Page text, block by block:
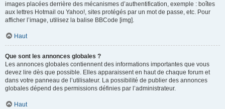
images placées derrière des mécanismes d’authentification, exemple : boîtes
aux lettres Hotmail ou Yahoo!, sites protégés par un mot de passe, etc. Pour
afficher l’image, utilisez la balise BBCode [img].
Haut
Que sont les annonces globales ?
Les annonces globales contiennent des informations importantes que vous
devez lire dès que possible. Elles apparaissent en haut de chaque forum et
dans votre panneau de l’utilisateur. La possibilité de publier des annonces
globales dépend des permissions définies par l’administrateur.
Haut